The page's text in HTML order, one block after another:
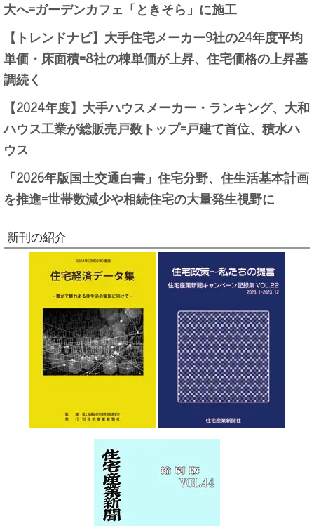
大へ=ガーデンカフェ「ときそら」に施工
【トレンドナビ】大手住宅メーカー9社の24年度平均
単価・床面積=8社の棟単価が上昇、住宅価格の上昇基
調続く
【2024年度】大手ハウスメーカー・ランキング、大和
ハウス工業が総販売戸数トップ=戸建て首位、積水ハ
ウス
「2026年版国土交通白書」住宅分野、住生活基本計画
を推進=世帯数減少や相続住宅の大量発生視野に
新刊の紹介